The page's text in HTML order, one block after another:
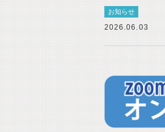
お知らせ
2026.06.03